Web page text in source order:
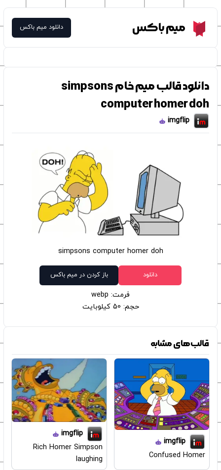
Meme Boxمیم باکس دانلود میم باکس
دانلود قالب میم خام simpsons
computer homer doh
imgflip
simpsons computer homer doh
دانلود باز کردن در میم باکس
فرمت: webp
حجم: 50 کیلوبایت
قالب‌های مشابه
imgflip
Confused Homer
imgflip
Rich Homer Simpson
laughing